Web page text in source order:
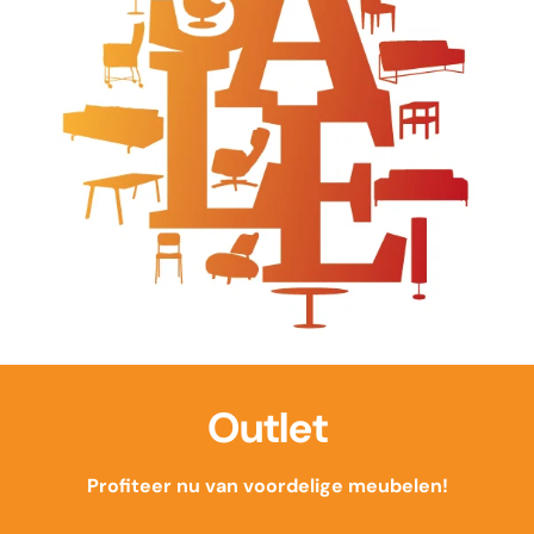
Outlet
Profiteer nu van voordelige meubelen!